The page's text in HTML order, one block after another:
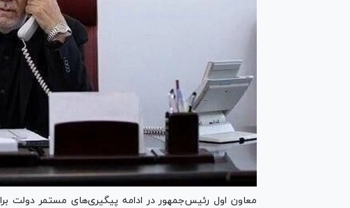
معاون اول رئیس‌جمهور در ادامه پیگیری‌های مستمر دولت